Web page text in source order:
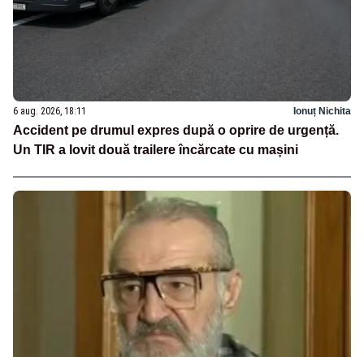
6 aug. 2026, 18:11 Ionuț Nichita
Accident pe drumul expres după o oprire de urgență.
Un TIR a lovit două trailere încărcate cu mașini